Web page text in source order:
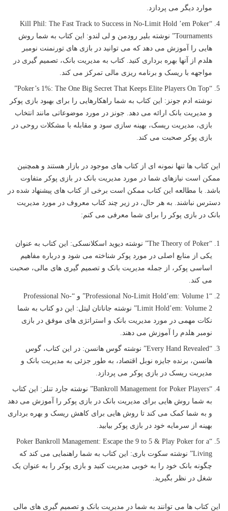
موارد دیگر می پردازد.
“Kill Phil: The Fast Track to Success in No-Limit Hold ’em Poker
Tournaments” نوشته بلیر رودمن و لی لندو: این کتاب به شما روش
هایی را آموزش می دهد که می توانید در بازی های تورنمنت نومبر
هلدم از آنها بهره برداری کنید. کتاب به مدیریت بانک، تصمیم گیری در
مواجهه با ریسک و برنامه ریزی مالی تمرکز می کند.
“Poker’s 1%: The One Big Secret That Keeps Elite Players On Top”
نوشته ادم جونز: این کتاب به شما راهکارهایی را برای بهبود بازی پوکر
و مدیریت بانک ارائه می دهد. جونز در مورد موضوعاتی مانند انتخاب
بازی، مدیریت ریسک، بهینه سازی سود و مقابله با مشکلات روحی در
بازی پوکر صحبت می کند.
این کتاب ها تنها نمونه ای از کتاب های موجود در بازار هستند و همچنین
ممکن است نیازهای شما در مورد مدیریت بانک در بازی پوکر متفاوت
باشد. با مطالعه این کتاب ممکن است برخی از کتاب های پیشنهاد شده در
دسترس نباشند. به هر حال، در زیر چند کتاب معروف در مورد مدیریت
بانک در بازی پوکر را برای شما معرفی می کنم:
“The Theory of Poker” نوشته دیوید اسکلانسکی: این کتاب به عنوان
یکی از منابع اصلی در مورد پوکر شناخته می شود و درباره مفاهیم
اساسی پوکر، از جمله مدیریت بانک و تصمیم گیری های مالی، صحبت
می کند.
“Professional No-Limit Hold’em: Volume 1” و “Professional No-
Limit Hold’em: Volume 2” نوشته جاناتان لیتل: این دو کتاب به شما
نکات مهمی در مورد مدیریت بانک و استراتژی های موفق در بازی
نومبر هلدم را آموزش می دهند.
“Every Hand Revealed” نوشته گوس هانسن: در این کتاب، گوس
هانسن، برنده جایزه نوبل اقتصاد، به طور جزئی به مدیریت بانک و
مدیریت ریسک در بازی پوکر می پردازد.
“Bankroll Management for Poker Players” نوشته جارد تنلر: این کتاب
به شما روش هایی برای مدیریت بانک در بازی پوکر را آموزش می دهد
و به شما کمک می کند تا روش هایی برای کاهش ریسک و بهره برداری
بهینه از سرمایه خود در بازی پوکر بیابید.
“Poker Bankroll Management: Escape the 9 to 5 & Play Poker for a
Living” نوشته سکوت باری: این کتاب به شما راهنمایی می کند که
چگونه بانک خود را به خوبی مدیریت کنید و بازی پوکر را به عنوان یک
شغل در نظر بگیرید.
این کتاب ها می توانند به شما در مدیریت بانک و تصمیم گیری های مالی